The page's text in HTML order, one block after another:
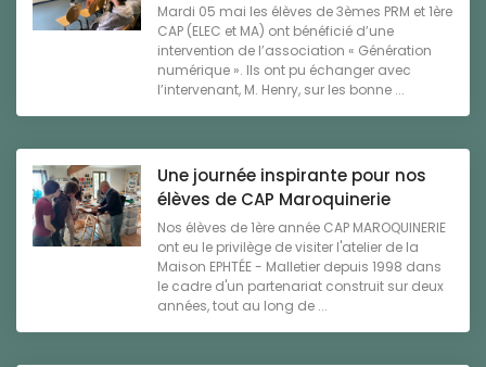
Mardi 05 mai les élèves de 3èmes PRM et 1ère
CAP (ELEC et MA) ont bénéficié d’une
intervention de l’association « Génération
numérique ». Ils ont pu échanger avec
l’intervenant, M. Henry, sur les bonne ...
Une journée inspirante pour nos
élèves de CAP Maroquinerie
Nos élèves de 1ère année CAP MAROQUINERIE
ont eu le privilège de visiter l'atelier de la
Maison EPHTÉE - Malletier depuis 1998 dans
le cadre d'un partenariat construit sur deux
années, tout au long de ...